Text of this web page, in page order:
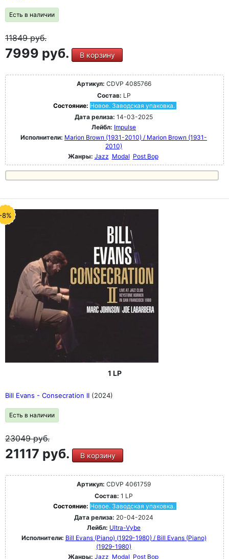
Есть в наличии
11849руб.
7999 руб. В корзину
Артикул: CDVP 4085766
Состав: LP
Состояние: Новое. Заводская упаковка.
Дата релиза: 14-03-2025
Лейбл: Impulse
Исполнители: Marion Brown (1931-2010) / Marion Brown (1931-
2010)
Жанры: Jazz Modal Post Bop
8%
1 LP
Bill Evans - Consecration II (2024)
Есть в наличии
23049руб.
21117 руб. В корзину
Артикул: CDVP 4061759
Состав: 1 LP
Состояние: Новое. Заводская упаковка.
Дата релиза: 20-04-2024
Лейбл: Ultra-Vybe
Исполнители: Bill Evans (Piano) (1929-1980) / Bill Evans (Piano)
(1929-1980)
Жанры: Jazz Modal Post Bop